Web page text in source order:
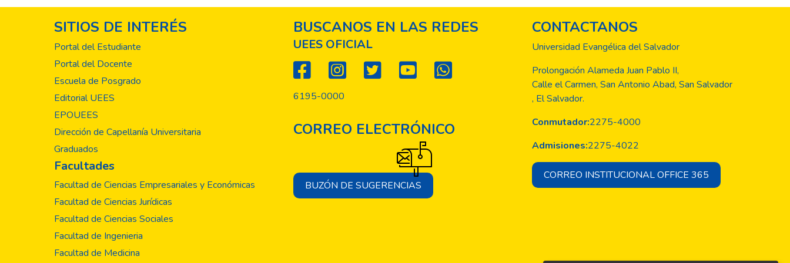
SITIOS DE INTERÉS
Portal del Estudiante
Portal del Docente
Escuela de Posgrado
Editorial UEES
EPOUEES
Dirección de Capellanía Universitaria
Graduados
Facultades
Facultad de Ciencias Empresariales y Económicas
Facultad de Ciencias Jurídicas
Facultad de Ciencias Sociales
Facultad de Ingenieria
Facultad de Medicina
BUSCANOS EN LAS REDES
UEES OFICIAL
6195-0000
CORREO ELECTRÓNICO
BUZÓN DE SUGERENCIAS
CONTACTANOS
Universidad Evangélica del Salvador
Prolongación Alameda Juan Pablo II,
Calle el Carmen, San Antonio Abad, San Salvador
, El Salvador.
Conmutador:2275-4000
Admisiones:2275-4022
CORREO INSTITUCIONAL OFFICE 365